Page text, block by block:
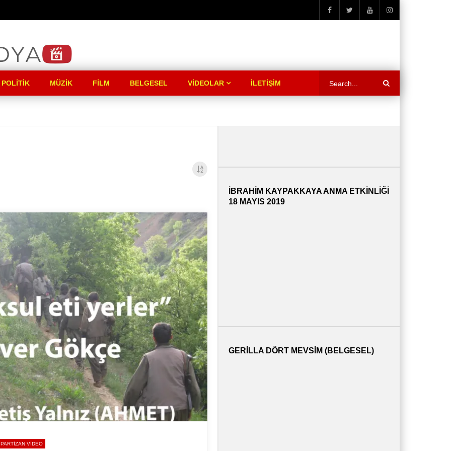
POLITIK MÜZIK FILM BELGESEL VIDEOLAR İLETİŞİM
PARTIZAN VIDEO
İBRAHİM KAYPAKKAYA ANMA ETKİNLİĞİ
18 MAYIS 2019
GERILLA DÖRT MEVSIM (BELGESEL)